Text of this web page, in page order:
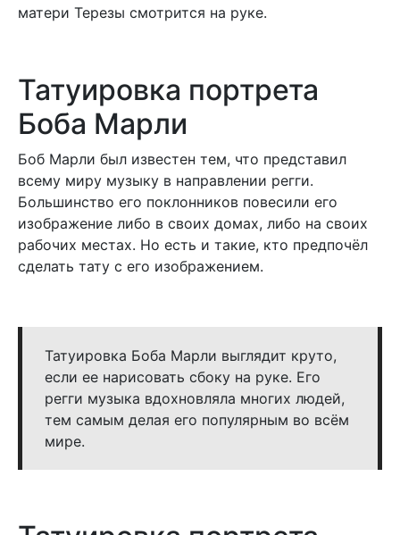
матери Терезы смотрится на руке.
Татуировка портрета
Боба Марли
Боб Марли был известен тем, что представил
всему миру музыку в направлении регги.
Большинство его поклонников повесили его
изображение либо в своих домах, либо на своих
рабочих местах. Но есть и такие, кто предпочёл
сделать тату с его изображением.
Татуировка Боба Марли выглядит круто,
если ее нарисовать сбоку на руке. Его
регги музыка вдохновляла многих людей,
тем самым делая его популярным во всём
мире.